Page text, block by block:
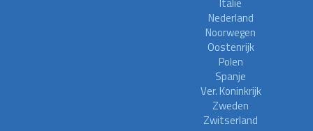
Italië
Nederland
Noorwegen
Oostenrijk
Polen
Spanje
Ver. Koninkrijk
Zweden
Zwitserland